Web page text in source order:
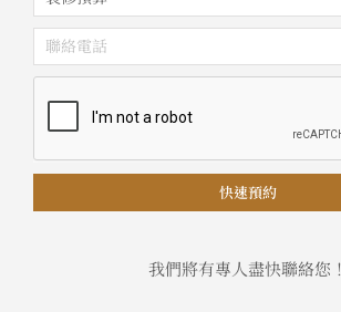
快速預約
我們將有專人盡快聯絡您！